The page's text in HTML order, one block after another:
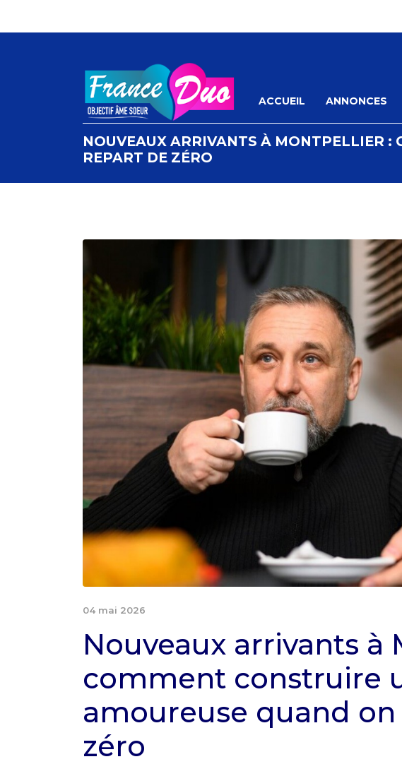
ACCUEIL ANNONCES
NOUVEAUX ARRIVANTS À MONTPELLIER :
REPART DE ZÉRO
04 mai 2026
Nouveaux arrivants à
comment construire
amoureuse quand
zéro